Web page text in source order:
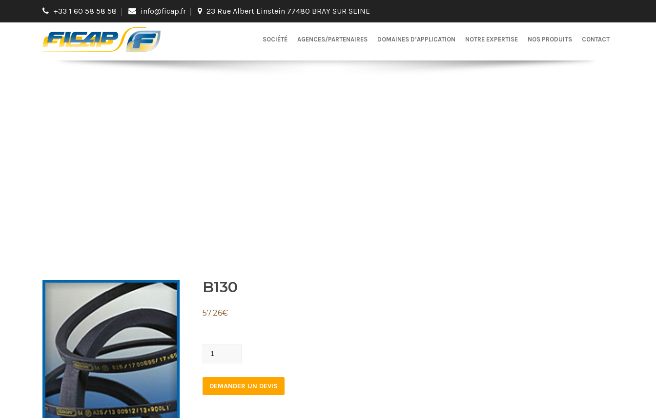
+33 1 60 58 58 58 info@ficap.fr 23 Rue Albert Einstein 77480 BRAY SUR SEINE
SOCIÉTÉ AGENCES/PARTENAIRES DOMAINES D’APPLICATION NOTRE EXPERTISE NOS PRODUITS CONTACT
B130
57.26€
B130
DEMANDER UN DEVIS